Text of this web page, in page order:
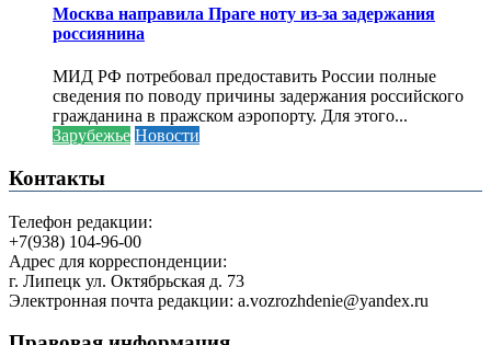
Москва направила Праге ноту из-за задержания
россиянина
МИД РФ потребовал предоставить России полные
сведения по поводу причины задержания российского
гражданина в пражском аэропорту. Для этого...
Зарубежье Новости
Контакты
Телефон редакции:
+7(938) 104-96-00
Адрес для корреспонденции:
г. Липецк ул. Октябрьская д. 73
Электронная почта редакции: a.vozrozhdenie@yandex.ru